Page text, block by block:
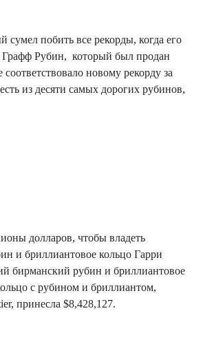
сумел побить все рекорды, когда его
Графф Рубин, который был продан
новому рекорду за
из десяти самых дорогих рубинов,
долларов, чтобы владеть
и бриллиантовое кольцо Гарри
бирманский рубин и бриллиантовое
с рубином и бриллиантом,
принесла $8,428,127.